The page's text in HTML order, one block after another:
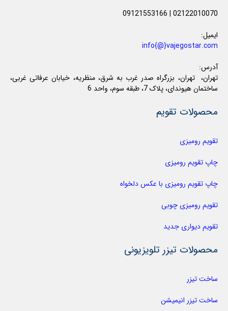
02122010070
|
09121553166
ایمیل:
info{@}vajegostar.com
آدرس:
تهران، تهران، بزرگراه صدر غرب به شرق، منظریه، خیابان عرفاتی غربی،
ساختمان هیوندای، پلاک 7، طبقه سوم، واحد 6
محصولات تقویم
تقویم رومیزی
چاپ تقویم رومیزی
چاپ تقویم رومیزی با عکس دلخواه
تقویم رومیزی چوبی
تقویم دیواری جدید
محصولات تیزر تلویزیونی
ساخت تیزر
ساخت تیزر انیمیشن